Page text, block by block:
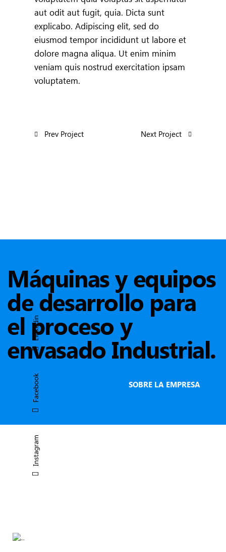
aut odit aut fugit, quia. Dicta sunt
explicabo. Adipiscing elit, sed do
eiusmod tempor incididunt ut labore et
dolore magna aliqua. Ut enim minim
veniam quis nostrud exercitation ipsam
voluptatem.
Prev Project Next Project
Máquinas y equipos
de desarrollo para
el proceso y
envasado Industrial.
SOBRE LA EMPRESA
Instagram
Facebook
Linkedin